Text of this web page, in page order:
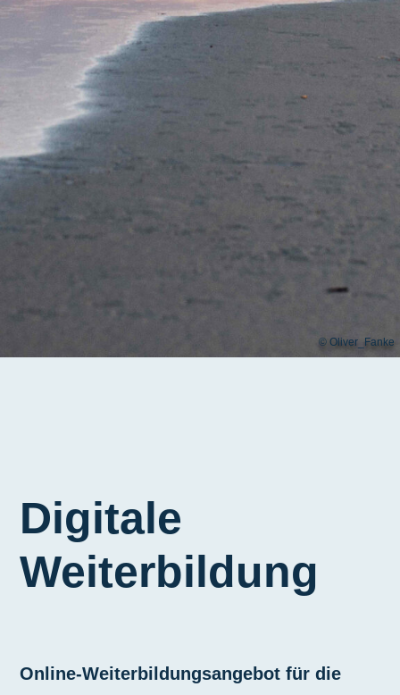
© Oliver_Fanke
Digitale
Weiterbildung
Online-Weiterbildungsangebot für die